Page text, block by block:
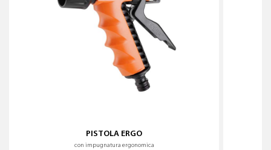
PISTOLA ERGO
con impugnatura ergonomica